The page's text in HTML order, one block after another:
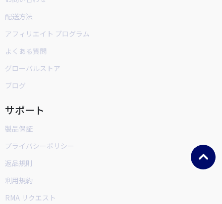
配送方法
アフィリエイト プログラム
よくある質問
グローバルストア
ブログ
サポート
製品保証
プライバシーポリシー
返品規則
利用規約
RMA リクエスト